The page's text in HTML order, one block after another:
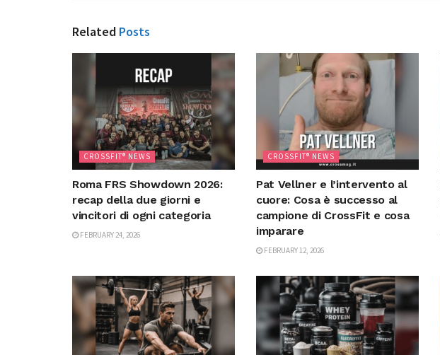
Related Posts
CROSSFIT® NEWS
Roma FRS Showdown 2026:
recap della due giorni e
vincitori di ogni categoria
FEBRUARY 24, 2026
CROSSFIT® NEWS
Pat Vellner e l’intervento al
cuore: Cosa è successo al
campione di CrossFit e cosa
imparare
FEBRUARY 12, 2026